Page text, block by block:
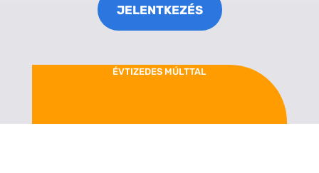
JELENTKEZÉS
ÉVTIZEDES MÚLTTAL